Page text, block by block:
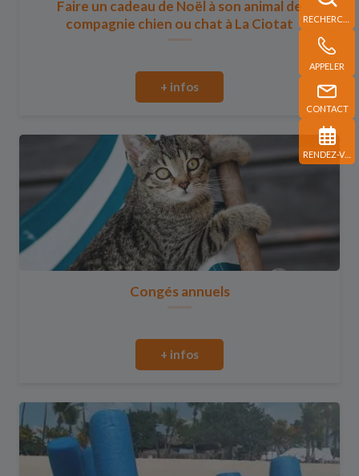
APPELER
CONTACT
RENDEZ-VOUS
Faire un cadeau de Noël à son animal de
compagnie chien ou chat à La Ciotat
+ infos
Congés annuels
+ infos